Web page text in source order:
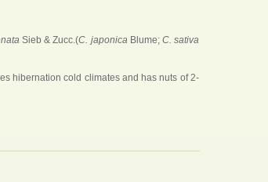
Sieb & Zucc.(C. japonica Blume;C. sativa
hibernation cold climates and has nuts of 2-